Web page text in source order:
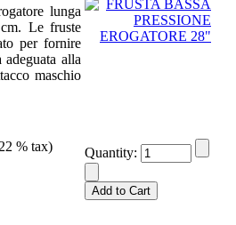
lunga
Le fruste
per fornire
alla
maschio
% tax) Quantity: